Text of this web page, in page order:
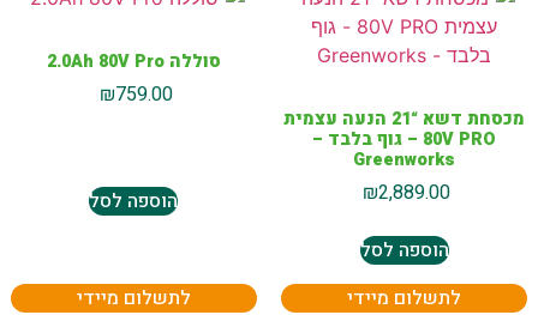
מכסחת דשא “21 הנעה עצמית
80V PRO – גוף בלבד –
Greenworks
₪2,889.00
הוספה לסל
לתשלום מיידי
סוללה 2.0Ah 80V Pro
₪759.00
הוספה לסל
לתשלום מיידי